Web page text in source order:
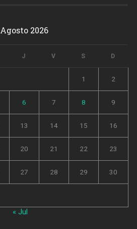
Agosto 2026
J V S D
1 2
6 7 8 9
13 14 15 16
20 21 22 23
27 28 29 30
« Jul